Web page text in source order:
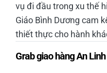
vụ đi đầu trong xu thế
Giáo Bình Dương cam
thiết thực cho hành
Grab giao hàng An